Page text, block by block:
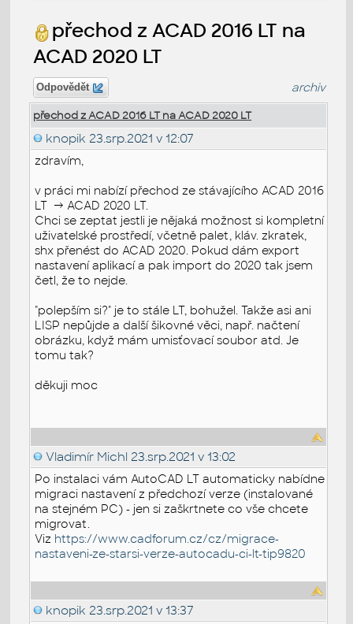
přechod z ACAD 2016 LT na
ACAD 2020 LT
Odpovědět archiv
přechod z ACAD 2016 LT na ACAD 2020 LT
knopik 23.srp.2021 v 12:07
zdravím,
v práci mi nabízí přechod ze stávajícího ACAD 2016
LT → ACAD 2020 LT.
Chci se zeptat jestli je nějaká možnost si kompletní
uživatelské prostředí, včetně palet, kláv. zkratek,
shx přenést do ACAD 2020. Pokud dám export
nastavení aplikací a pak import do 2020 tak jsem
četl, že to nejde.
"polepším si?" je to stále LT, bohužel. Takže asi ani
LISP nepůjde a další šikovné věci, např. načtení
obrázku, když mám umisťovací soubor atd. Je
tomu tak?
děkuji moc
Vladimír Michl 23.srp.2021 v 13:02
Po instalaci vám AutoCAD LT automaticky nabídne
migraci nastavení z předchozí verze (instalované
na stejném PC) - jen si zaškrtnete co vše chcete
migrovat.
Viz https://www.cadforum.cz/cz/migrace-
nastaveni-ze-starsi-verze-autocadu-ci-lt-tip9820
knopik 23.srp.2021 v 13:37